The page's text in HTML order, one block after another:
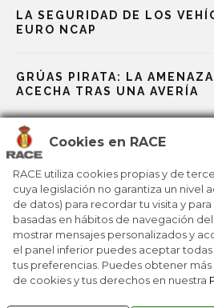
Cookies en RACE
RACE utiliza cookies propias y de
cuya legislación no garantiza un nivel
de datos) para recordar tu visita y
basadas en hábitos de navegación
mostrar mensajes personalizados y
el panel inferior puedes aceptar
tus preferencias. Puedes obtener
de cookies y tus derechos en nuestra
LA SEGURIDAD DE LOS
EURO NCAP
GRÚAS PIRATA: LA
ACECHA TRAS UNA AVERÍA
EL CAMINO AL TRABAJO,
PARA LA PREVENCIÓN DE
ÁNGEL CÁMARA,
MEJOR CONDUCTOR JOVEN